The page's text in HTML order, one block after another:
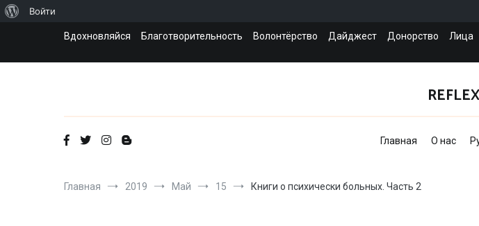
Вдохновляйся Благотворительность Волонтёрство Дайджест Донорство Лица
Главная О нас
Главная 2019 Май 15 Книги о психически больных. Часть 2
WordPress
Войти